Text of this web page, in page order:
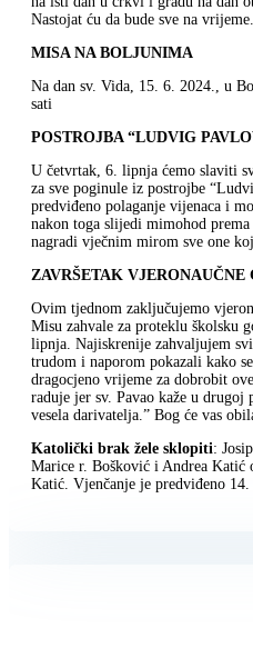
Nastojat ću da bude sve na vrijeme.
MISA NA BOLJUNIMA
Na dan sv. Vida, 15. 6. 2024., u
sati
POSTROJBA “LUDVIG
U četvrtak, 6. lipnja ćemo slaviti
za sve poginule iz postrojbe
predviđeno polaganje vijenaca i
nakon toga slijedi mimohod
nagradi vječnim mirom sve one
ZAVRŠETAK VJERONAUČNE
Ovim tjednom zaključujemo
Misu zahvale za proteklu školsku
lipnja. Najiskrenije zahvaljujem
trudom i naporom pokazali kako
dragocjeno vrijeme za dobrobit
raduje jer sv. Pavao kaže u
vesela darivatelja.” Bog će vas
Katolički brak žele sklopiti:
Marice r. Bošković i Andrea Katić
Katić. Vjenčanje je predviđeno 14.